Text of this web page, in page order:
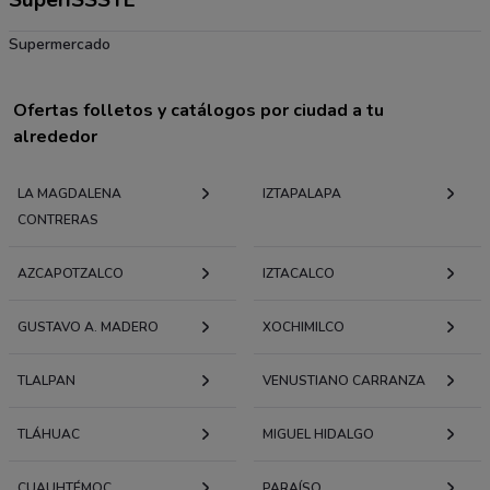
Supermercado
Ofertas folletos y catálogos por ciudad a tu
alrededor
LA MAGDALENA
CONTRERAS
IZTAPALAPA
AZCAPOTZALCO IZTACALCO
GUSTAVO A. MADERO XOCHIMILCO
TLALPAN VENUSTIANO CARRANZA
TLÁHUAC MIGUEL HIDALGO